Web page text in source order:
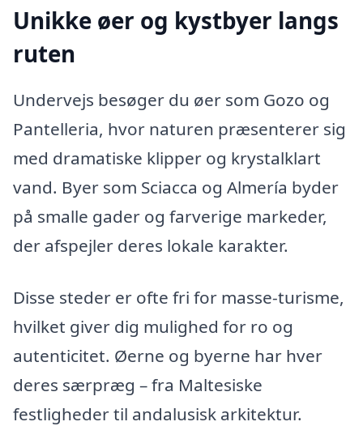
Unikke øer og kystbyer langs
ruten
Undervejs besøger du øer som Gozo og
Pantelleria, hvor naturen præsenterer sig
med dramatiske klipper og krystalklart
vand. Byer som Sciacca og Almería byder
på smalle gader og farverige markeder,
der afspejler deres lokale karakter.
Disse steder er ofte fri for masse-turisme,
hvilket giver dig mulighed for ro og
autenticitet. Øerne og byerne har hver
deres særpræg – fra Maltesiske
festligheder til andalusisk arkitektur.